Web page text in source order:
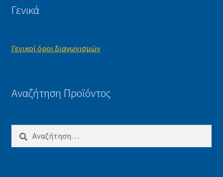
Γενικά
Γενικοί όροι διαγωνισμών
Αναζήτηση Προϊόντος
Αναζήτηση